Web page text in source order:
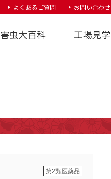
よくあるご質問 お問い合わせ
害虫大百科 工場見学
第2類医薬品